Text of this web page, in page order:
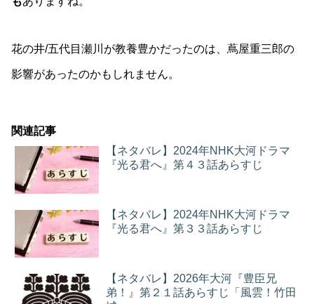
花の井/五代目瀬川が教養豊かだったのは、蔦屋重三郎の
影響があったのかもしれません。
関連記事
【ネタバレ】2024年NHK大河ドラマ
『光る君へ』第４３話あらすじ
【ネタバレ】2024年NHK大河ドラマ
『光る君へ』第３３話あらすじ
【ネタバレ】2026年大河『豊臣兄
弟！』第２１話あらすじ「風雲！竹田